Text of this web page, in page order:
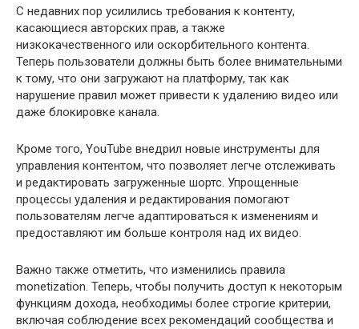
С недавних пор усилились требования к контенту,
касающиеся авторских прав, а также
низкокачественного или оскорбительного контента.
Теперь пользователи должны быть более внимательными
к тому, что они загружают на платформу, так как
нарушение правил может привести к удалению видео или
даже блокировке канала.
Кроме того, YouTube внедрил новые инструменты для
управления контентом, что позволяет легче отслеживать
и редактировать загруженные шортс. Упрощенные
процессы удаления и редактирования помогают
пользователям легче адаптироваться к изменениям и
предоставляют им больше контроля над их видео.
Важно также отметить, что изменились правила
monetization. Теперь, чтобы получить доступ к некоторым
функциям дохода, необходимы более строгие критерии,
включая соблюдение всех рекомендаций сообщества и